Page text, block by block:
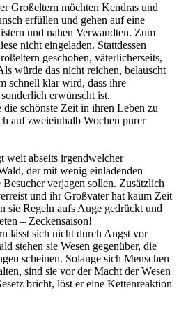
Großeltern möchten Kendras und
erfüllen und gehen auf eine
und nahen Verwandten. Zum
nicht eingeladen. Stattdessen
geschoben, väterlicherseits,
würde das nicht reichen, belauscht
schnell klar wird, dass ihre
erwünscht ist.
schönste Zeit in ihren Leben zu
auf zweieinhalb Wochen purer
weit abseits irgendwelcher
der mit wenig einladenden
verjagen sollen. Zusätzlich
und ihr Großvater hat kaum Zeit
sie Regeln aufs Auge gedrückt und
– Zeckensaison!
lässt sich nicht durch Angst vor
stehen sie Wesen gegenüber, die
scheinen. Solange sich Menschen
sind sie vor der Macht der Wesen
bricht, löst er eine Kettenreaktion